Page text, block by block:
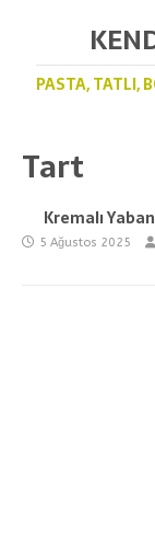
PASTA, TATLI,
Tart
Kremalı
5 Ağustos 2025